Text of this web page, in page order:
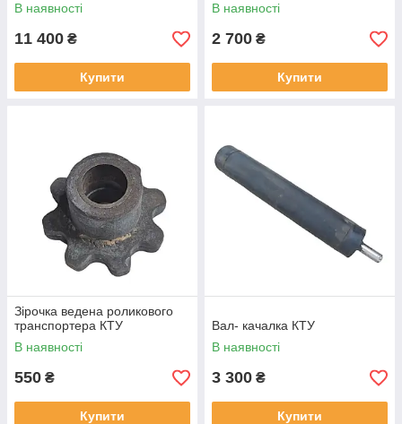
В наявності
11 400 ₴
Купити
В наявності
2 700 ₴
Купити
Зірочка ведена роликового
транспортера КТУ
В наявності
550 ₴
Купити
Вал- качалка КТУ
В наявності
3 300 ₴
Купити